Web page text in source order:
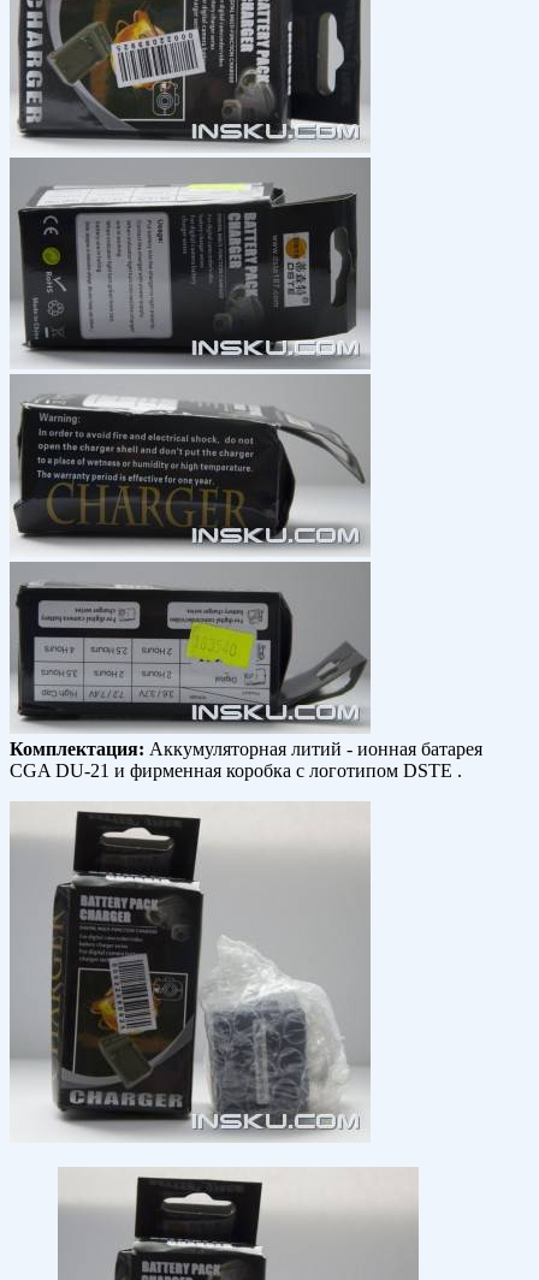
Комплектация: Аккумуляторная литий - ионная батарея
CGA DU-21 и фирменная коробка с логотипом DSTE .